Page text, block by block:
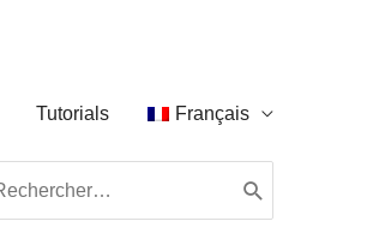
Tutorials Français